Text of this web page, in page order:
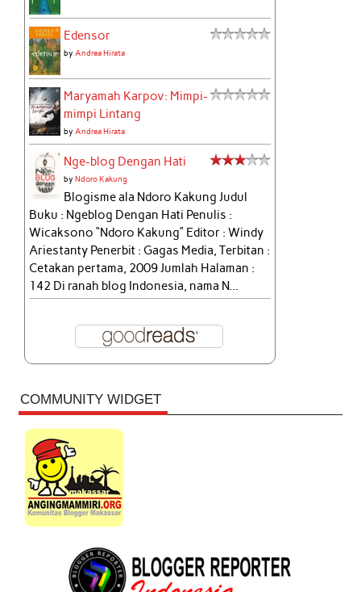
Edensor
byAndrea Hirata
Maryamah Karpov: Mimpi-
mimpi Lintang
byAndrea Hirata
Nge-blog Dengan Hati
byNdoro Kakung
Blogisme ala Ndoro Kakung Judul
Buku : Ngeblog Dengan Hati Penulis :
Wicaksono “Ndoro Kakung” Editor : Windy
Ariestanty Penerbit : Gagas Media, Terbitan :
Cetakan pertama, 2009 Jumlah Halaman :
142 Di ranah blog Indonesia, nama N...
COMMUNITY WIDGET